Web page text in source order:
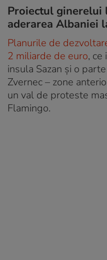
Proiectul ginerelui
aderarea Albaniei
Planurile de
2 miliarde de euro, ce
insula Sazan și o
Zvernec – zone
un val de proteste
Flamingo.